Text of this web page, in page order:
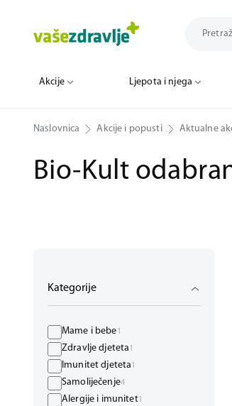
Akcije Ljepota i njega
Akcije Ljepota i njega
Naslovnica Akcije i popusti Aktualne
Bio-Kult
Kategorije
Mame i bebe1
Zdravlje djeteta1
Imunitet djeteta1
Samoliječenje4
Alergije i imunitet1